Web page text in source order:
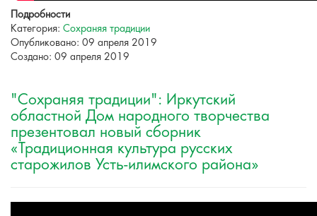
Подробности
Категория: Сохраняя традиции
Опубликовано: 09 апреля 2019
Создано: 09 апреля 2019
"Сохраняя традиции": Иркутский
областной Дом народного творчества
презентовал новый сборник
«Традиционная культура русских
старожилов Усть-илимского района»